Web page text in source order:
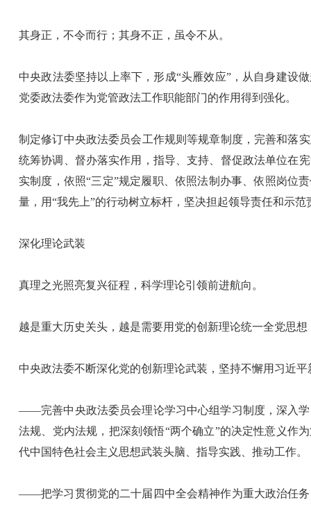
其身正，不令而行；其身不正，虽令不从。
中央政法委坚持以上率下，形成“头雁效应”，从自身建设
党委政法委作为党管政法工作职能部门的作用得到强化。
制定修订中央政法委员会工作规则等规章制度，完善和落
统筹协调、督办落实作用，指导、支持、督促政法单位在
实制度，依照“三定”规定履职、依照法制办事、依照岗
量，用“我先上”的行动树立标杆，坚决担起领导责任和示
深化理论武装
真理之光照亮复兴征程，科学理论引领前进航向。
越是重大历史关头，越是需要用党的创新理论统一全党思
中央政法委不断深化党的创新理论武装，坚持不懈用习近
——完善中央政法委员会理论学习中心组学习制度，深入
法规、党内法规，把深刻领悟“两个确立”的决定性意义作
代中国特色社会主义思想武装头脑、指导实践、推动工作。
——把学习贯彻党的二十届四中全会精神作为重大政治任